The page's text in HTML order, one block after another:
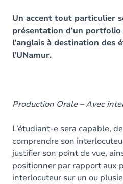
Un accent tout particulier
présentation d’un portfolio
l’anglais à destination des
l’UNamur.
Production Orale – Avec
L’étudiant-e sera capable,
comprendre son
justifier son point de vue,
positionner par rapport aux
interlocuteur sur un ou